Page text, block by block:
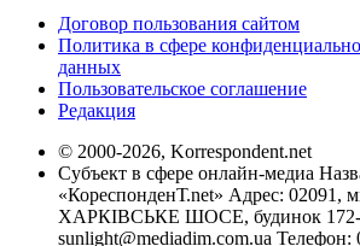
Договор пользования сайтом
Политика в сфере
данных
Пользовательское соглашение
Редакция
© 2000-2026, Korrespondent.net
Субъект в сфере онлайн-медиа
«КореспонденТ.net» Адрес: 02091,
ХАРКІВСЬКЕ ШОСЕ, будинок 172-
sunlight@mediadim.com.ua Телефон: